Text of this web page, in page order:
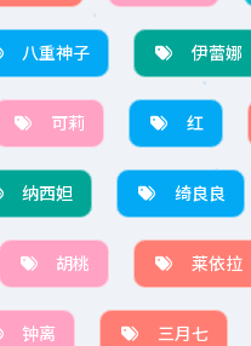
八重神子 伊蕾娜
可莉 红
纳西妲 绮良良
胡桃 莱依拉
钟离 三月七